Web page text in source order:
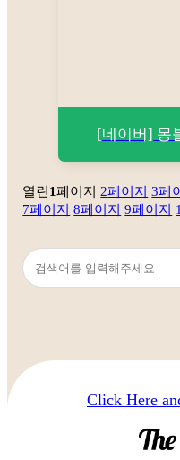
[네이버] 몽
열린 1페이지 2페이지 3페
7페이지 8페이지 9페이지
Click Here